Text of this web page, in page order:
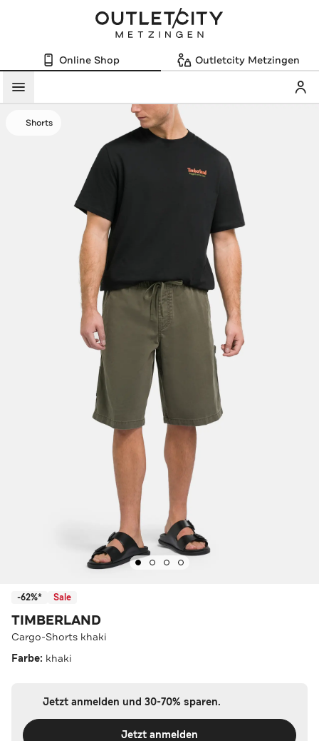
Online Shop Outletcity Metzingen
Menü
Shorts
-62%* Sale
TIMBERLAND
Cargo-Shorts khaki
Farbe: khaki
Jetzt anmelden und 30-70% sparen.
Jetzt anmelden